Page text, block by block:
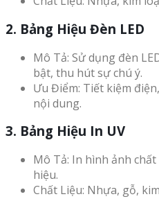
2. Bảng Hiệu Đèn LED
Mô Tả: Sử dụng đèn
bật, thu hút sự chú ý.
Ưu Điểm: Tiết kiệm
nội dung.
3. Bảng Hiệu In UV
Mô Tả: In hình ảnh
hiệu.
Chất Liệu: Nhựa, gỗ,